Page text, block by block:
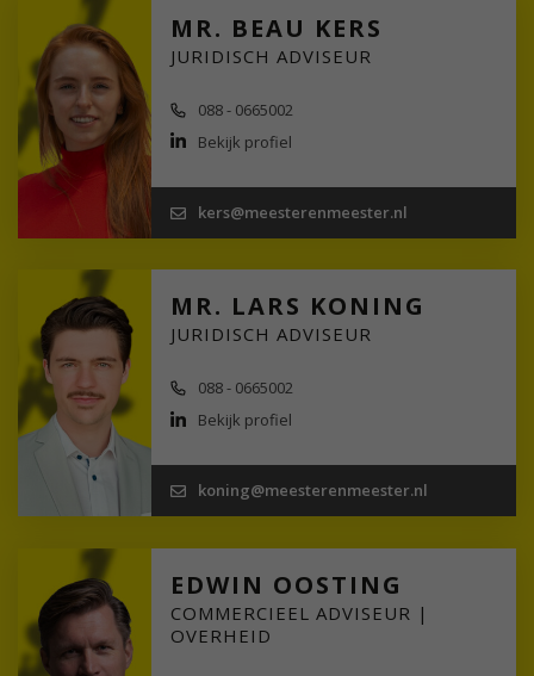
MR. BEAU KERS
JURIDISCH ADVISEUR
088 - 0665002
Bekijk profiel
kers@meesterenmeester.nl
MR. LARS KONING
JURIDISCH ADVISEUR
088 - 0665002
Bekijk profiel
koning@meesterenmeester.nl
EDWIN OOSTING
COMMERCIEEL ADVISEUR |
OVERHEID